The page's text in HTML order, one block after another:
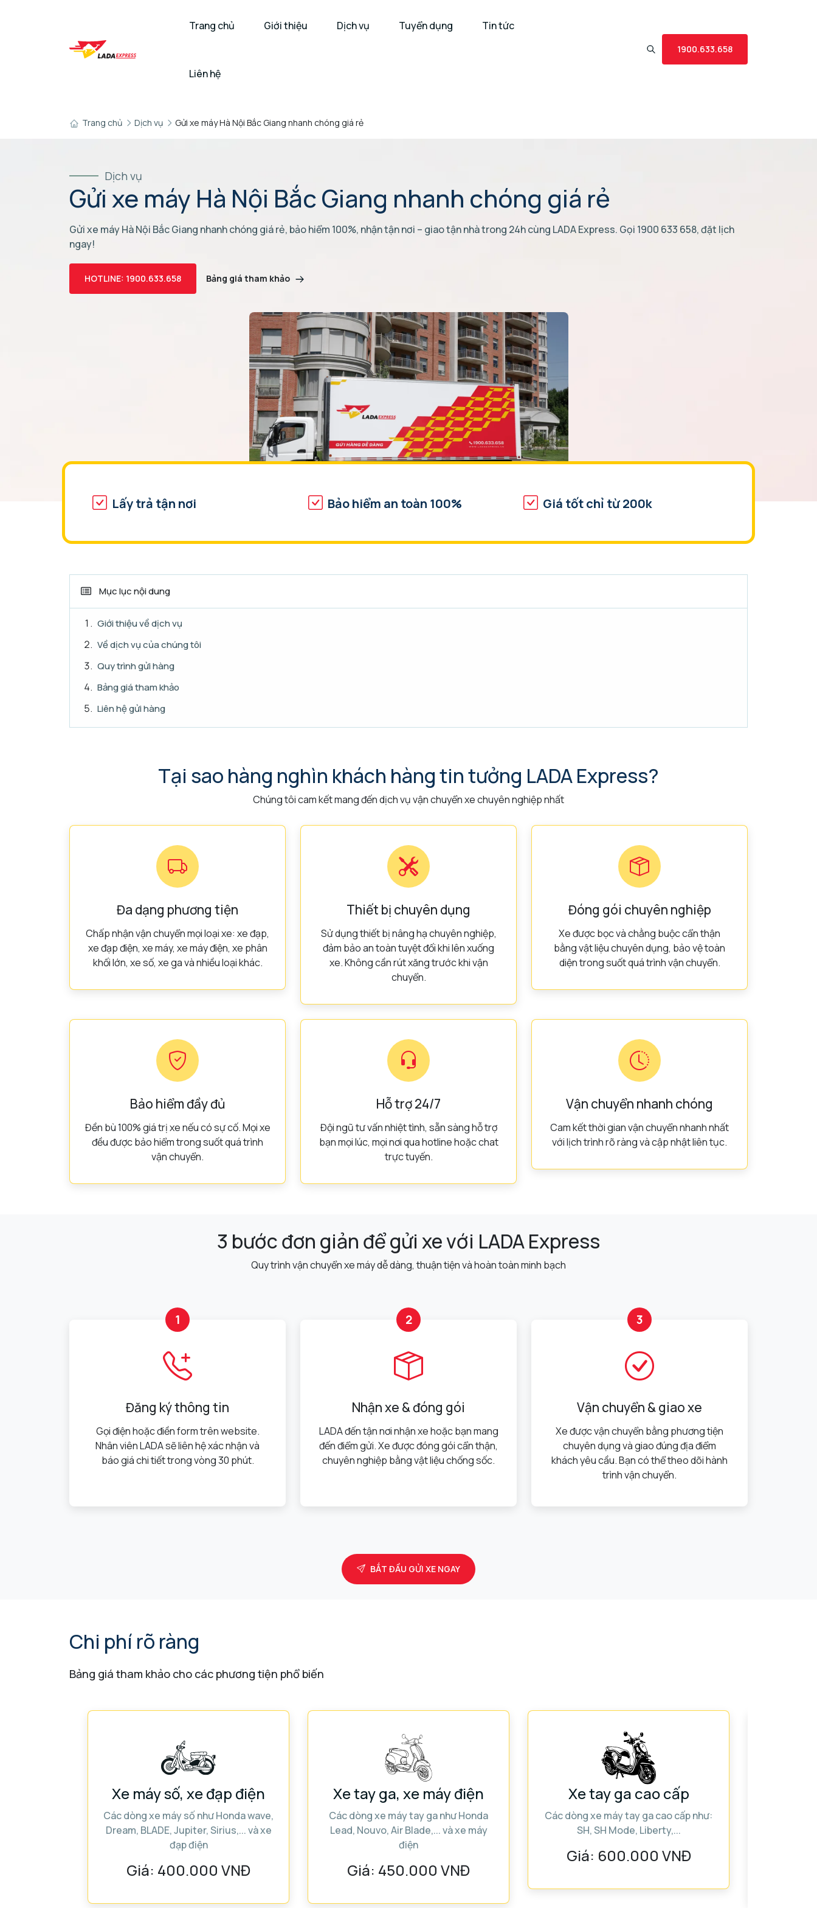
Trang chủ Giới thiệu Dịch vụ Tuyển dụng Tin tức
Liên hệ
1900.633.658
Trang chủ Dịch vụ Gửi xe máy Hà Nội Bắc Giang nhanh chóng giá rẻ
Dịch vụ
Gửi xe máy Hà Nội Bắc Giang nhanh chóng giá rẻ
Gửi xe máy Hà Nội Bắc Giang nhanh chóng giá rẻ, bảo hiểm 100%, nhận tận nơi – giao tận nhà trong 24h cùng LADA Express. Gọi 1900 633 658, đặt lịch
ngay!
HOTLINE: 1900.633.658 Bảng giá tham khảo
Lấy trả tận nơi Bảo hiểm an toàn 100% Giá tốt chỉ từ 200k
Mục lục nội dung
Giới thiệu về dịch vụ
Về dịch vụ của chúng tôi
Quy trình gửi hàng
Bảng giá tham khảo
Liên hệ gửi hàng
Tại sao hàng nghìn khách hàng tin tưởng LADA Express?
Chúng tôi cam kết mang đến dịch vụ vận chuyển xe chuyên nghiệp nhất
Đa dạng phương tiện
Chấp nhận vận chuyển mọi loại xe: xe đạp,
xe đạp điện, xe máy, xe máy điện, xe phân
khối lớn, xe số, xe ga và nhiều loại khác.
Thiết bị chuyên dụng
Sử dụng thiết bị nâng hạ chuyên nghiệp,
đảm bảo an toàn tuyệt đối khi lên xuống
xe. Không cần rút xăng trước khi vận
chuyển.
Đóng gói chuyên nghiệp
Xe được bọc và chằng buộc cẩn thận
bằng vật liệu chuyên dụng, bảo vệ toàn
diện trong suốt quá trình vận chuyển.
Bảo hiểm đầy đủ
Đền bù 100% giá trị xe nếu có sự cố. Mọi xe
đều được bảo hiểm trong suốt quá trình
vận chuyển.
Hỗ trợ 24/7
Đội ngũ tư vấn nhiệt tình, sẵn sàng hỗ trợ
bạn mọi lúc, mọi nơi qua hotline hoặc chat
trực tuyến.
Vận chuyển nhanh chóng
Cam kết thời gian vận chuyển nhanh nhất
với lịch trình rõ ràng và cập nhật liên tục.
3 bước đơn giản để gửi xe với LADA Express
Quy trình vận chuyển xe máy dễ dàng, thuận tiện và hoàn toàn minh bạch
1
Đăng ký thông tin
Gọi điện hoặc điền form trên website.
Nhân viên LADA sẽ liên hệ xác nhận và
báo giá chi tiết trong vòng 30 phút.
2
Nhận xe & đóng gói
LADA đến tận nơi nhận xe hoặc bạn mang
đến điểm gửi. Xe được đóng gói cẩn thận,
chuyên nghiệp bằng vật liệu chống sốc.
3
Vận chuyển & giao xe
Xe được vận chuyển bằng phương tiện
chuyên dụng và giao đúng địa điểm
khách yêu cầu. Bạn có thể theo dõi hành
trình vận chuyển.
BẮT ĐẦU GỬI XE NGAY
Chi phí rõ ràng
Bảng giá tham khảo cho các phương tiện phổ biến
Xe máy số, xe đạp điện
Các dòng xe máy số như Honda wave,
Dream, BLADE, Jupiter, Sirius,... và xe
đạp điện
Giá: 400.000 VNĐ
Xe tay ga, xe máy điện
Các dòng xe máy tay ga như Honda
Lead, Nouvo, Air Blade,... và xe máy
điện
Giá: 450.000 VNĐ
Xe tay ga cao cấp
Các dòng xe máy tay ga cao cấp như:
SH, SH Mode, Liberty,...
Giá: 600.000 VNĐ